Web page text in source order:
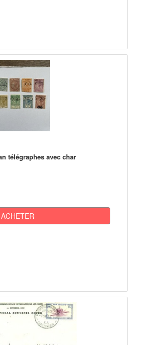
télégraphes avec char
ACHETER